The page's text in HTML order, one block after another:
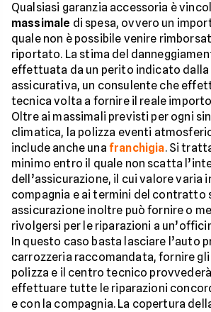
Qualsiasi garanzia accessoria è
massimale di spesa, ovvero un
quale non è possibile venire
riportato. La stima del
effettuata da un perito indicato dalla
assicurativa, un consulente che
tecnica volta a fornire il reale
Oltre ai massimali previsti per ogni
climatica, la polizza eventi
include anche una franchigia. Si
minimo entro il quale non scatta
dell’assicurazione, il cui valore varia
compagnia e ai termini del contratto
assicurazione inoltre può fornire o
rivolgersi per le riparazioni a
In questo caso basta lasciare l’auto
carrozzeria raccomandata, fornire
polizza e il centro tecnico
effettuare tutte le riparazioni
e con la compagnia. La copertura